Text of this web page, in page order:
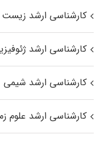
کارشناسی ارشد
کارشناسی ارشد
کارشناسی ارشد شیمی
کارشناسی ارشد علوم